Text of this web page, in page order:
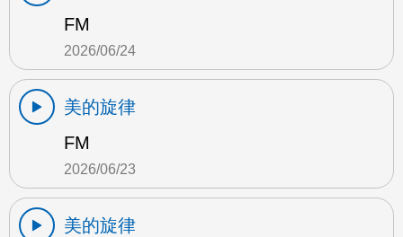
FM
2026/06/24
美的旋律
FM
2026/06/23
美的旋律